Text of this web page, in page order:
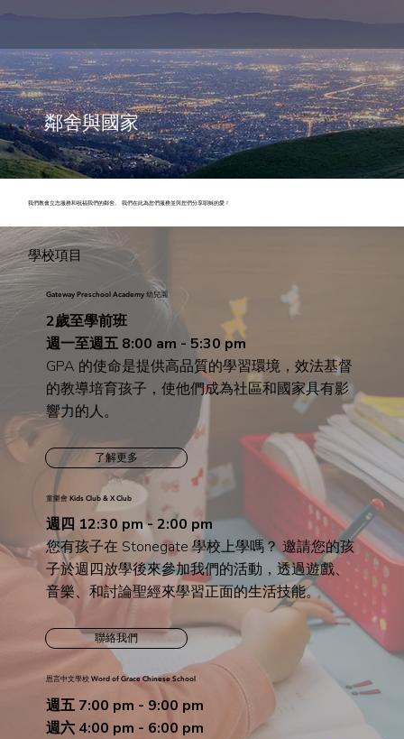
鄰舍與國家
我們教會立志服務和祝福我們的鄰舍。 我們在此為您們服務並與您們分享耶穌的愛！
學校項目
Gateway Preschool Academy 幼兒園
2歲至學前班
週一至週五 8:00 am - 5:30 pm
GPA 的使命是提供高品質的學習環境，效法基督
的教導培育孩子，使他們成為社區和國家具有影
響力的人。
了解更多
童樂會 Kids Club & X Club
週四 12:30 pm - 2:00 pm
您有孩子在 Stonegate 學校上學嗎？ 邀請您的孩
子於週四放學後來參加我們的活動，透過遊戲、
音樂、和討論聖經來學習正面的生活技能。
聯絡我們
恩言中文學校 Word of Grace Chinese School
週五 7:00 pm - 9:00 pm
週六 4:00 pm - 6:00 pm